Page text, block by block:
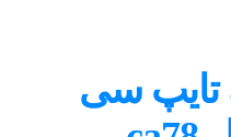
تایپ سی